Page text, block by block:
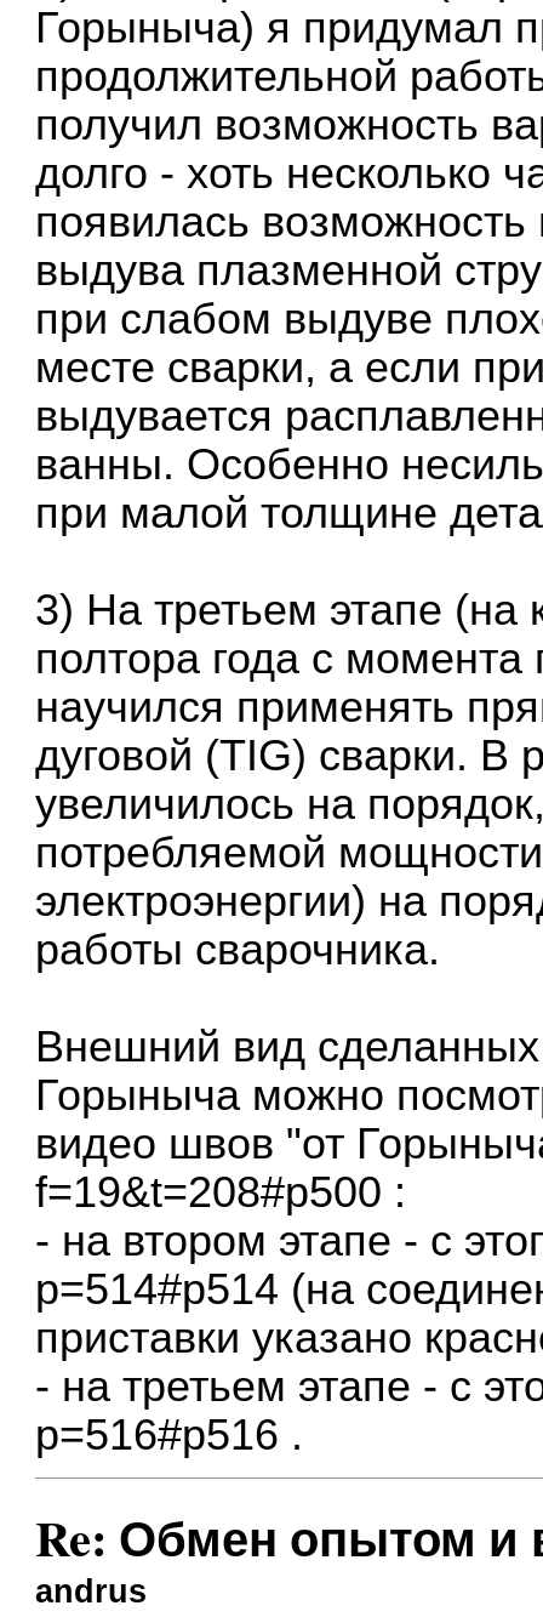
Горыныча) я придумал
продолжительной
получил возможность
долго - хоть несколько
появилась
выдува плазменной
при слабом выдуве
месте сварки, а если
выдувается
ванны. Особенно
при малой толщине
3) На третьем этапе (на
полтора года с
научился применять
дуговой (TIG) сварки. В
увеличилось на
потребляемой
электроэнергии) на
работы сварочника.
Внешний вид
Горыныча можно
видео швов "от
f=19&t=208#p500 :
- на втором этапе - с
p=514#p514 (на
приставки указано
- на третьем этапе - с
p=516#p516 .
Re: Обмен опытом и
andrus